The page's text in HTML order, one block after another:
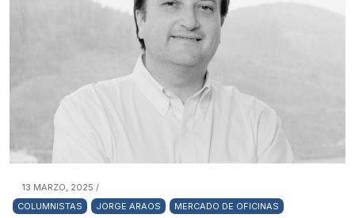
13 MARZO, 2025 /
COLUMNISTAS
JORGE ARAOS
MERCADO DE OFICINAS